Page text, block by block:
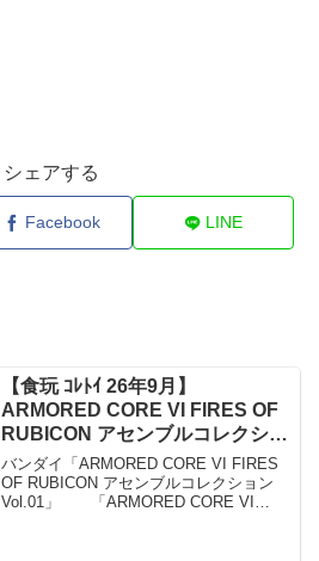
シェアする
Facebook LINE
【食玩 ｺﾚﾄｲ 26年9月】
ARMORED CORE VI FIRES OF
RUBICON アセンブルコレクショ
ン Vol.01【バンダイ】
バンダイ「ARMORED CORE VI FIRES
OF RUBICON アセンブルコレクション
Vol.01」 「ARMORED CORE VI